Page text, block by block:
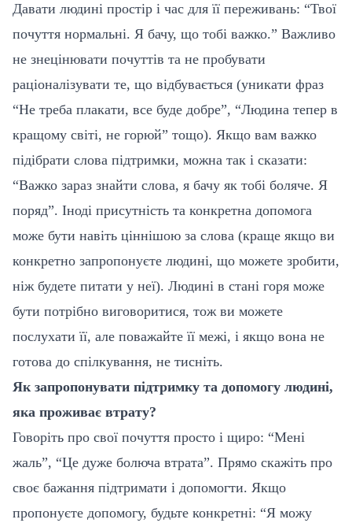
Давати людині простір і час для її переживань: “Твої
почуття нормальні. Я бачу, що тобі важко.” Важливо
не знецінювати почуттів та не пробувати
раціоналізувати те, що відбувається (уникати фраз
“Не треба плакати, все буде добре”, “Людина тепер в
кращому світі, не горюй” тощо). Якщо вам важко
підібрати слова підтримки, можна так і сказати:
“Важко зараз знайти слова, я бачу як тобі боляче. Я
поряд”. Іноді присутність та конкретна допомога
може бути навіть ціннішою за слова (краще якщо ви
конкретно запропонуєте людині, що можете зробити,
ніж будете питати у неї). Людині в стані горя може
бути потрібно виговоритися, тож ви можете
послухати її, але поважайте її межі, і якщо вона не
готова до спілкування, не тисніть.
Як запропонувати підтримку та допомогу людині,
яка проживає втрату?
Говоріть про свої почуття просто і щиро: “Мені
жаль”, “Це дуже болюча втрата”. Прямо скажіть про
своє бажання підтримати і допомогти. Якщо
пропонуєте допомогу, будьте конкретні: “Я можу